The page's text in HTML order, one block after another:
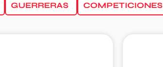
GUERRERAS COMPETICIONES